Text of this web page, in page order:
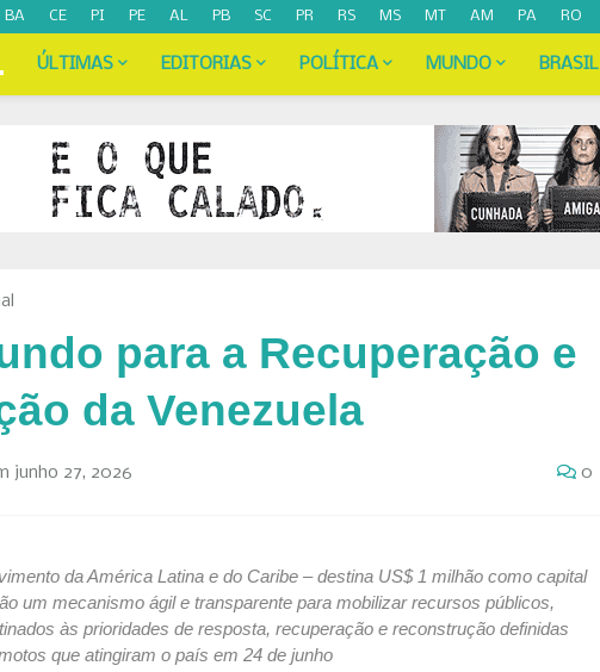
BA CE PI PE AL PB SC PR RS MS MT AM PA RO
ÚLTIMAS EDITORIAS POLÍTICA MUNDO BRASIL
para a Recuperação e
da Venezuela
junho 27, 2026 0
da América Latina e do Caribe – destina US$ 1 milhão como capital
um mecanismo ágil e transparente para mobilizar recursos públicos,
às prioridades de resposta, recuperação e reconstrução definidas
que atingiram o país em 24 de junho